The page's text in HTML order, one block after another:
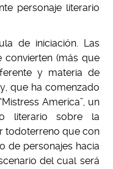
personaje literario
de iniciación. Las
convierten (más que
y materia de
que ha comenzado
America”, un
literario sobre la
todoterreno que con
de personajes hacia
del cual será